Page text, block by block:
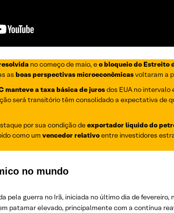
no começo de maio, eo bloqueio do Estreito
as boas perspectivas microeconômicasvoltaram a
manteve a taxa básica de jurosdos EUA no intervalo
será transitório têm consolidado a expectativa de
por sua condição deexportador líquido do
como um vencedor relativoentre investidores
no mundo
pela guerra no Irã, iniciada no último dia de
patamar elevado, principalmente com a contínua